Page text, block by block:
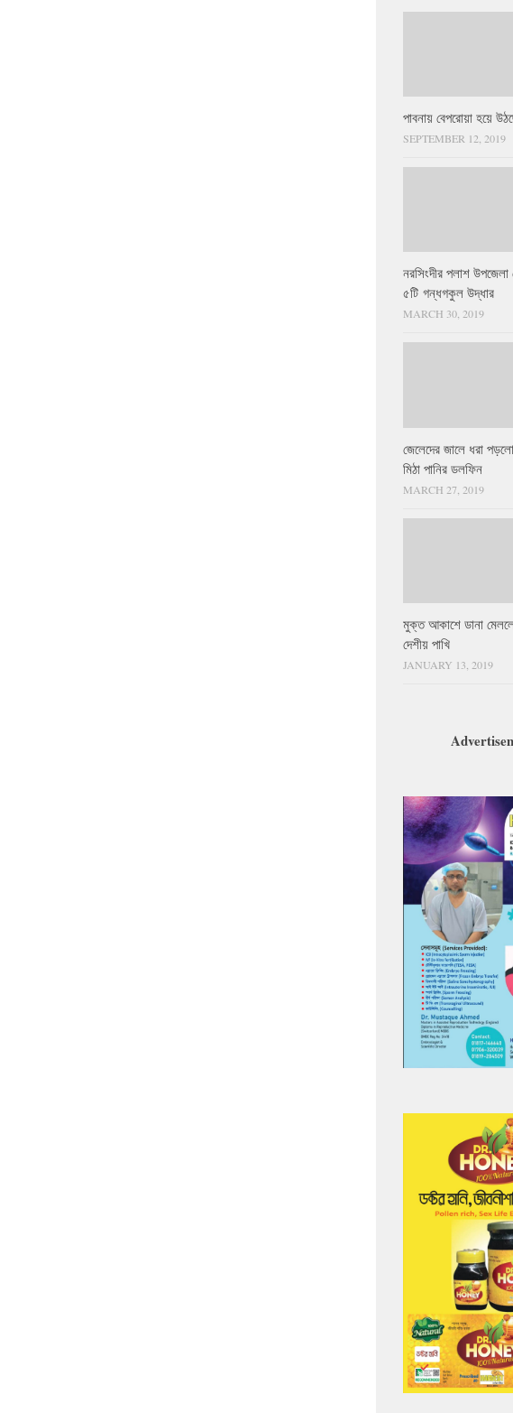
পাবনায় বেপরোয়া হয়ে
SEPTEMBER 12, 2019
নরসিংদীর পলাশ উপজেলা
৫টি গন্ধগকুল উদ্ধার
MARCH 30, 2019
জেলেদের জালে ধরা
মিঠা পানির ডলফিন
MARCH 27, 2019
মুক্ত আকাশে ডানা
দেশীয় পাখি
JANUARY 13, 2019